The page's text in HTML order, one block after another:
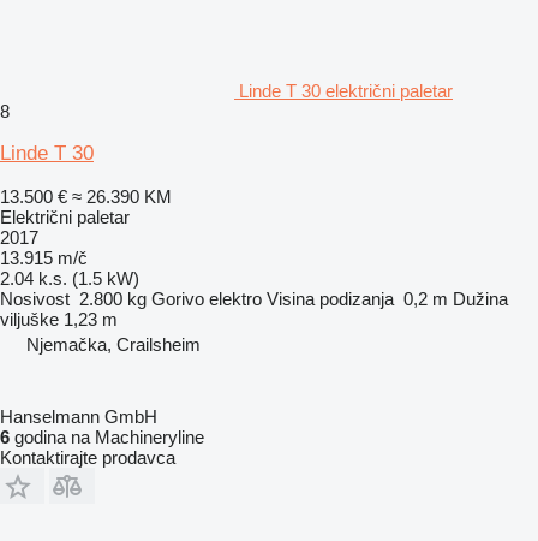
Linde T 30 električni paletar
8
Linde T 30
13.500 € ≈ 26.390 KM
Električni paletar
2017
13.915 m/č
2.04 k.s. (1.5 kW)
Nosivost 2.800 kg Gorivo elektro Visina podizanja 0,2 m Dužina
viljuške 1,23 m
Njemačka, Crailsheim
Hanselmann GmbH
6 godina na Machineryline
Kontaktirajte prodavca